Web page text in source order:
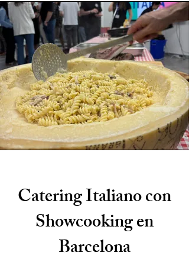
Catering Italiano con
Showcooking en
Barcelona